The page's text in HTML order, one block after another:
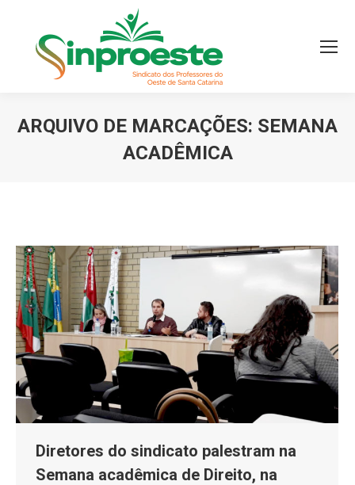
ARQUIVO DE MARCAÇÕES: SEMANA
ACADÊMICA
Diretores do sindicato palestram na
Semana acadêmica de Direito, na